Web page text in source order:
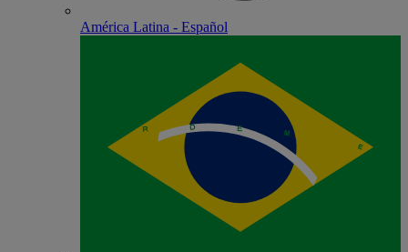
América Latina - Español